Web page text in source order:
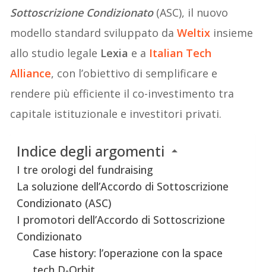
Sottoscrizione Condizionato (ASC), il nuovo
modello standard sviluppato daWeltix insieme
allo studio legale Lexia e a Italian Tech
Alliance, con l’obiettivo di semplificare e
rendere più efficiente il co-investimento tra
capitale istituzionale e investitori privati.
Indice degli argomenti
I tre orologi del fundraising
La soluzione dell’Accordo di Sottoscrizione
Condizionato (ASC)
I promotori dell’Accordo di Sottoscrizione
Condizionato
Case history: l’operazione con la space